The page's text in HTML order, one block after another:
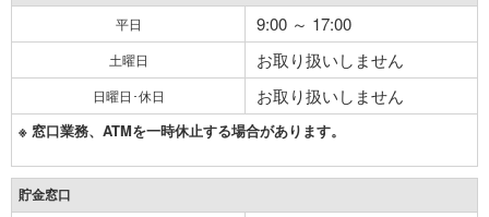
平日 9:00 ～ 17:00
土曜日 お取り扱いしません
日曜日･休日 お取り扱いしません
※ 窓口業務、ATMを一時休止する場合があります。
貯金窓口